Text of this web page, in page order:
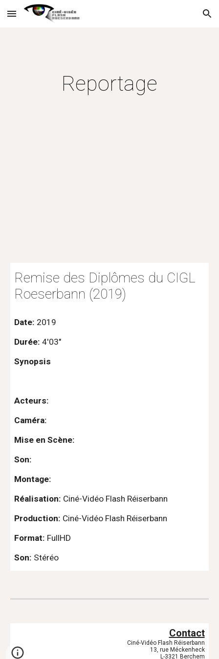
Skip to main content Skip to navigation
Reportage
Remise des Diplômes du CIGL
Roeserbann (2019)
Date: 2019
Durée: 4'03"
Synopsis
Acteurs:
Caméra:
Mise en Scène:
Son:
Montage:
Réalisation: Ciné-Vidéo Flash Réiserbann
Production: Ciné-Vidéo Flash Réiserbann
Format: FullHD
Son: Stéréo
Contact
Ciné-Vidéo Flash Réiserbann
13, rue Méckenheck
L-3321 Berchem